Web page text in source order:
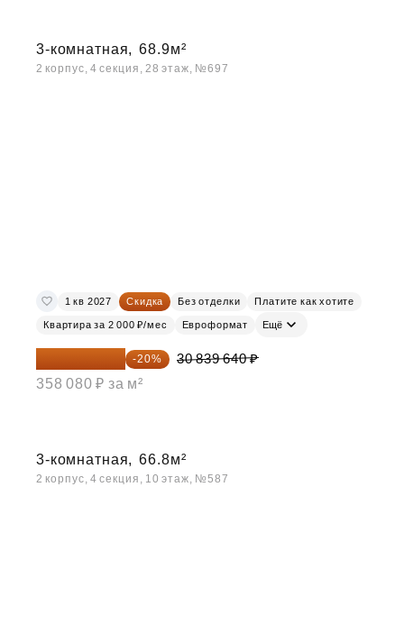
3-комнатная, 68.9м²
2 корпус, 4 секция, 28 этаж, №697
1 кв 2027 Скидка Без отделки Платите как хотите
Квартира за 2 000 ₽/мес Евроформат Ещё
24 671 712 ₽ -20%
30 839 640 ₽
358 080 ₽ за м²
3-комнатная, 66.8м²
2 корпус, 4 секция, 10 этаж, №587